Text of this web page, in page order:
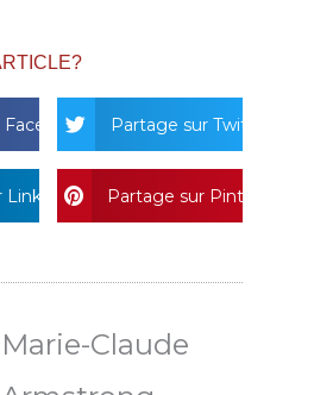
Partage sur Twitter
Linkedin Partage sur Pinterest
Marie-Claude